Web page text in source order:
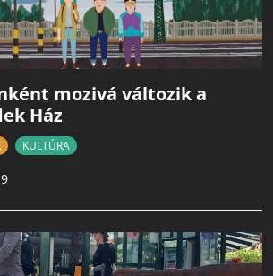
mozivá változik a
Ház
KULTÚRA